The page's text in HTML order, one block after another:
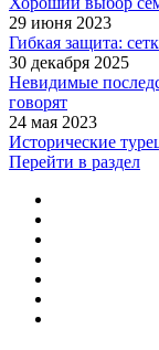
29 июня 2023
Гибкая защита:
30 декабря 2025
Невидимые
говорят
24 мая 2023
Исторические
Перейти в раздел